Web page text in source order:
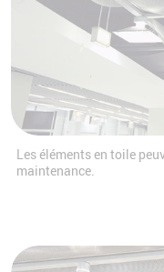
Les éléments en toile
maintenance.